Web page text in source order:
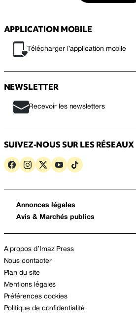
APPLICATION MOBILE
Télécharger l’application mobile
NEWSLETTER
Recevoir les newsletters
SUIVEZ-NOUS SUR LES RÉSEAUX
Annonces légales
Avis & Marchés publics
A propos d’Imaz Press
Nous contacter
Plan du site
Mentions légales
Préférences cookies
Politique de confidentialité